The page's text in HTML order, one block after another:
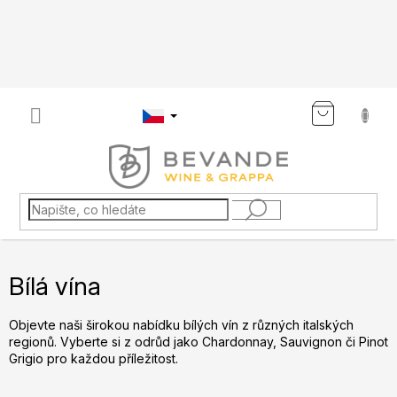
Bílá vína
Objevte naši širokou nabídku bílých vín z různých italských
regionů. Vyberte si z odrůd jako Chardonnay, Sauvignon či Pinot
Grigio pro každou příležitost.